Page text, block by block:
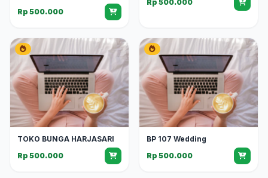
Rp 500.000
Rp 500.000
TOKO BUNGA HARJASARI
Rp 500.000
BP 107 Wedding
Rp 500.000